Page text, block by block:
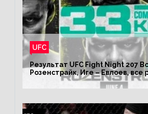
UFC
Результат UFC Fight Night 207
Розенстрайк, Иге – Евлоев, все
турнира ЮФС ФН 207